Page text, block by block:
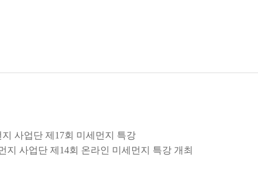
사업단 제17회 미세먼지 특강
지 사업단 제14회 온라인 미세먼지 특강 개최